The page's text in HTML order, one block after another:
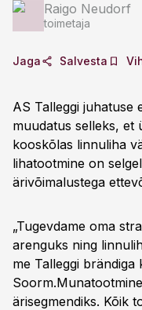
Raigo Neudorf
toimetaja
Jaga Salvesta
AS Talleggi juhatuse
muudatus selleks,
kooskõlas linnuliha
lihatootmine on
ärivõimalustega
„Tugevdame oma
arenguks ning
me Talleggi brändiga
ärisegmendiks. Kõik